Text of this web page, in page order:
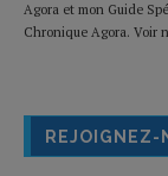
Agora et mon Guide
Chronique Agora. Voir
REJOIGNEZ-